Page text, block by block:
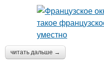
читать дальше →